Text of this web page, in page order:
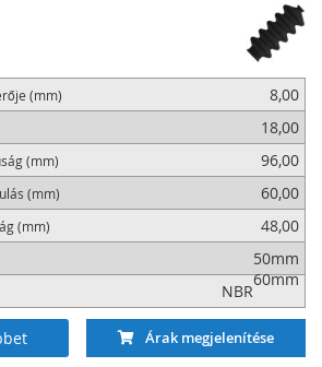
(mm)
8,00
18,00
(mm)
96,00
(mm)
60,00
(mm)
48,00
50mm
60mm
NBR
Árak megjelenítése